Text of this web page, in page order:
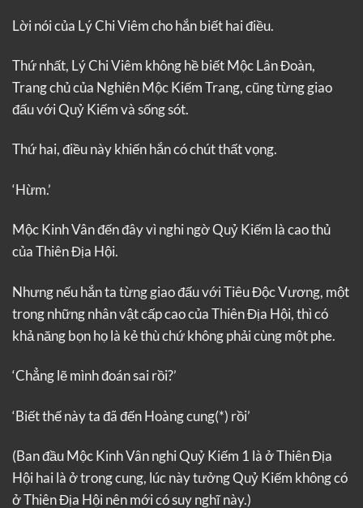
Lời nói của Lý Chi Viêm cho hắn biết hai điều.
Thứ nhất, Lý Chi Viêm không hề biết Mộc Lân Đoàn,
Trang chủ của Nghiên Mộc Kiếm Trang, cũng từng giao
đấu với Quỷ Kiếm và sống sót.
Thứ hai, điều này khiến hắn có chút thất vọng.
‘Hừm.’
Mộc Kinh Vân đến đây vì nghi ngờ Quỷ Kiếm là cao thủ
của Thiên Địa Hội.
Nhưng nếu hắn ta từng giao đấu với Tiêu Độc Vương, một
trong những nhân vật cấp cao của Thiên Địa Hội, thì có
khả năng bọn họ là kẻ thù chứ không phải cùng một phe.
‘Chẳng lẽ mình đoán sai rồi?’
‘Biết thế này ta đã đến Hoàng cung(*) rồi’
(Ban đầu Mộc Kinh Vân nghi Quỷ Kiếm 1 là ở Thiên Địa
Hội hai là ở trong cung, lúc này tưởng Quỷ Kiếm không có
ở Thiên Địa Hội nên mới có suy nghĩ này.)